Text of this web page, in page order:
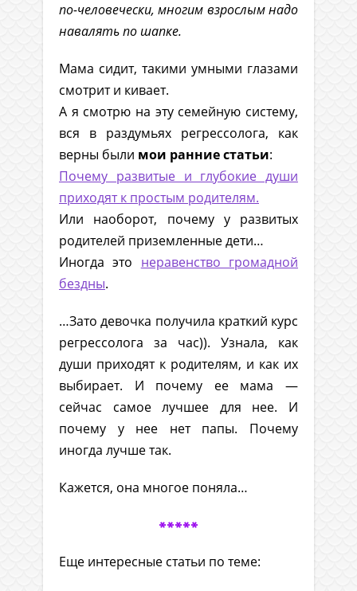
по-человечески, многим взрослым надо
навалять по шапке.
Мама сидит, такими умными глазами
смотрит и кивает.
А я смотрю на эту семейную систему,
вся в раздумьях регрессолога, как
верны были мои ранние статьи:
Почему развитые и глубокие души
приходят к простым родителям.
Или наоборот, почему у развитых
родителей приземленные дети…
Иногда это неравенство громадной
бездны.
…Зато девочка получила краткий курс
регрессолога за час)). Узнала, как
души приходят к родителям, и как их
выбирает. И почему ее мама —
сейчас самое лучшее для нее. И
почему у нее нет папы. Почему
иногда лучше так.
Кажется, она многое поняла…
*****
Еще интересные статьи по теме: